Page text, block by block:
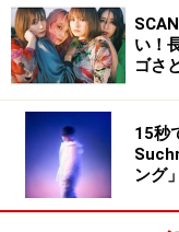
ない」ことが、
とも、LiSA「紅蓮
リバイバルヒット
トする名曲が量産
です。
※1 一般社団法人
い！
ゴさ
15秒
ング